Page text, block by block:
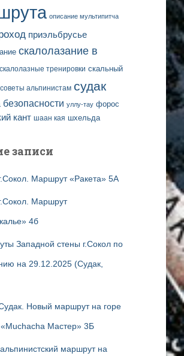
описание мультипитча
приэльбрусье
скалолазание в
скалолазные тренировки скальный
советы альпинистам судак
безопасности уллу-тау форос
кант шаан кая шхельда
записи
Маршрут «Ракета» 5А
Маршрут
4б
Западной стены г.Сокол по
на 29.12.2025 (Судак,
Новый маршрут на горе
Мастер» 3Б
маршрут на